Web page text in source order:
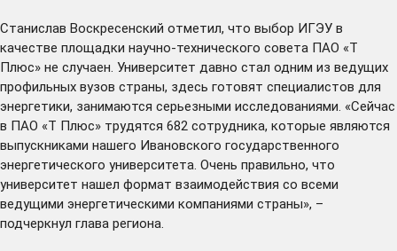
Станислав Воскресенский отметил, что выбор ИГЭУ в
качестве площадки научно-технического совета ПАО «Т
Плюс» не случаен. Университет давно стал одним из ведущих
профильных вузов страны, здесь готовят специалистов для
энергетики, занимаются серьезными исследованиями. «Сейчас
в ПАО «Т Плюс» трудятся 682 сотрудника, которые являются
выпускниками нашего Ивановского государственного
энергетического университета. Очень правильно, что
университет нашел формат взаимодействия со всеми
ведущими энергетическими компаниями страны», –
подчеркнул глава региона.